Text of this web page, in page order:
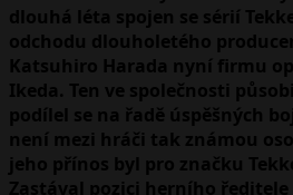
dlouhá léta spojen se sérií
odchodu dlouholetého
Katsuhiro Harada nyní firmu
Ikeda. Ten ve společnosti
podílel se na řadě úspěšných
není mezi hráči tak známou
jeho přínos byl pro značku
Zastával pozici herního ředitele